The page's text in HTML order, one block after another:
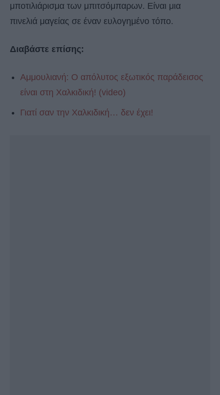
μποτιλιάρισμα των μπιτσόμπαρων. Είναι μια
πινελιά μαγείας σε έναν ευλογημένο τόπο.
Διαβάστε επίσης:
Αμμουλιανή: Ο απόλυτος εξωτικός παράδεισος
είναι στη Χαλκιδική! (video)
Γιατί σαν την Χαλκιδική… δεν έχει!